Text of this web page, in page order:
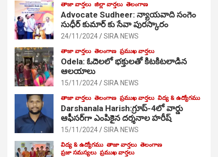
తాజా వార్తలు జిల్లా వార్తలు తెలంగాణ
Advocate Sudheer: న్యాయవాది సంగెం
సుధీర్ కుమార్ కు సేవా పురస్కారం
24/11/2024 SIRA NEWS
తాజా వార్తలు తెలంగాణ ప్రముఖ వార్తలు
Odela: ఓదెల‌లో భక్తులతో కిటకిటలాడిన
ఆల‌యాలు
15/11/2024 SIRA NEWS
తాజా వార్తలు తెలంగాణ ప్రముఖ వార్తలు విద్య & ఉద్యోగము
Darshanala Harish:గ్రూప్-4లో వార్డు
ఆఫీసర్‌గా ఎంపికైన దర్శనాల హరీష్
15/11/2024 SIRA NEWS
విద్య & ఉద్యోగము తాజా వార్తలు తెలంగాణ
ప్రజా సమస్యలు ప్రముఖ వార్తలు